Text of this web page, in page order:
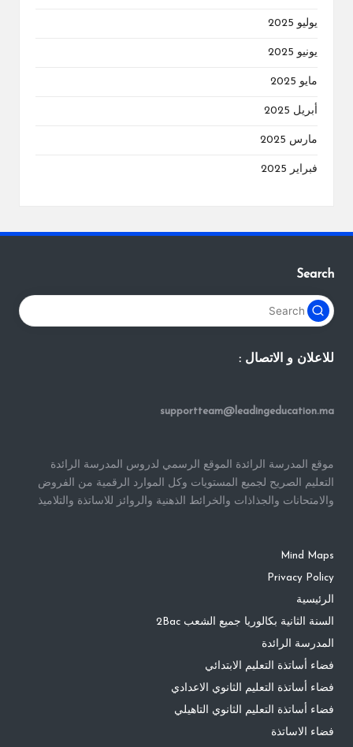
يوليو 2025
يونيو 2025
مايو 2025
أبريل 2025
مارس 2025
فبراير 2025
Search
للاعلان و الاتصال :
supportteam@leadingeducation.ma
موقع المدرسة الرائدة الموقع الرسمي لدروس المدرسة الرائدة
التعليم الصريح لجميع المستويات وكل الموارد الرقمية من الفروض
والامتحانات والجذاذات والخرائط الذهنية والروائز للاساتذة والتلاميذ
Mind Maps
Privacy Policy
الرئيسية
السنة الثانية بكالوريا جميع الشعب 2Bac
المدرسة الرائدة
فضاء أساتذة التعليم الابتدائي
فضاء أساتذة التعليم الثانوي الاعدادي
فضاء أساتذة التعليم الثانوي التاهيلي
فضاء الاساتذة